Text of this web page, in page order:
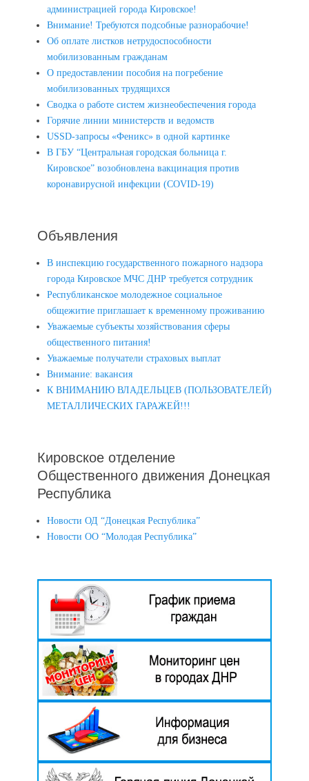
администрацией города Кировское!
Внимание! Требуются подсобные разнорабочие!
Об оплате листков нетрудоспособности
мобилизованным гражданам
О предоставлении пособия на погребение
мобилизованных трудящихся
Сводка о работе систем жизнеобеспечения города
Горячие линии министерств и ведомств
USSD-запросы «Феникс» в одной картинке
В ГБУ “Центральная городская больница г.
Кировское” возобновлена вакцинация против
коронавирусной инфекции (COVID-19)
Объявления
В инспекцию государственного пожарного надзора
города Кировское МЧС ДНР требуется сотрудник
Республиканское молодежное социальное
общежитие приглашает к временному проживанию
Уважаемые субъекты хозяйствования сферы
общественного питания!
Уважаемые получатели страховых выплат
Внимание: вакансия
К ВНИМАНИЮ ВЛАДЕЛЬЦЕВ (ПОЛЬЗОВАТЕЛЕЙ)
МЕТАЛЛИЧЕСКИХ ГАРАЖЕЙ!!!
Кировское отделение
Общественного движения Донецкая
Республика
Новости ОД “Донецкая Республика”
Новости ОО “Молодая Республика”